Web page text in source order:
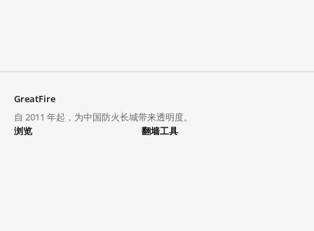
GreatFire
自 2011 年起，为中国防火长城带来透明度。
浏览
翻墙工具